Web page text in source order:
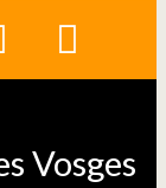
Vosges